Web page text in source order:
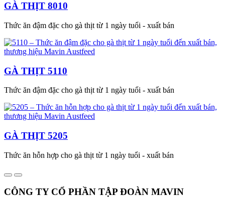
GÀ THỊT 8010
Thức ăn đậm đặc cho gà thịt từ 1 ngày tuổi - xuất bán
GÀ THỊT 5110
Thức ăn đậm đặc cho gà thịt từ 1 ngày tuổi - xuất bán
GÀ THỊT 5205
Thức ăn hỗn hợp cho gà thịt từ 1 ngày tuổi - xuất bán
CÔNG TY CỔ PHẦN TẬP ĐOÀN MAVIN